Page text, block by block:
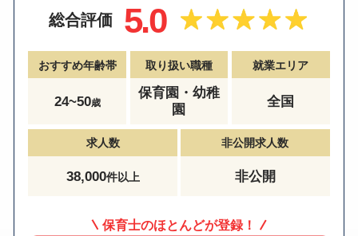
総合評価 5.0
おすすめ年齢帯
24~50歳
取り扱い職種
保育園・幼稚
園
就業エリア
全国
求人数
38,000件以上
非公開求人数
非公開
保育士のほとんどが登録！